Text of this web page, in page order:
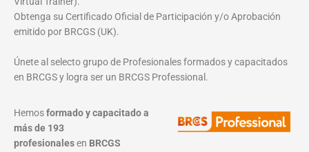
Obtenga su Certificado Oficial de Participación y/o Aprobación
emitido por BRCGS (UK).
Únete al selecto grupo de Profesionales formados y capacitados
en BRCGS y logra ser un BRCGS Professional.
Hemosformado y capacitado a
más de 193
profesionalesen BRCGS